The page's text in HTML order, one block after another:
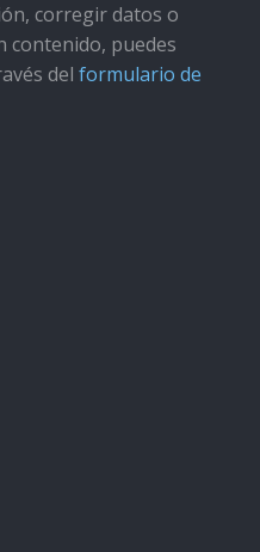
corregir datos o
contenido, puedes
del formulario de